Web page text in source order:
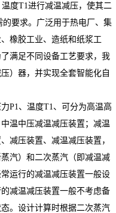
度T1进行减温减压，使其二
要求。广泛用于热电厂、集
橡胶工业、造纸和纸浆工
满足不同设备工艺要求，我
）器，并实现全套智能化自
、温度T1、可分为高温高
温中压减温减压装置；减温
减压装置、减温减压装置，
汽）和二次蒸汽（即减温减
运行的减温减压装置一般设
减温减压装置一般不考虑备
。设计计算时根据二次蒸汽